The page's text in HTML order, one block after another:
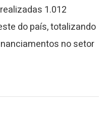
1.012
do país, totalizando
no setor